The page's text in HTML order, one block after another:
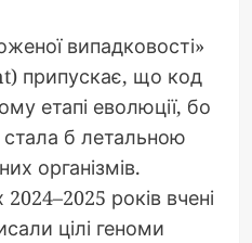
випадковості»
припускає, що код
етапі еволюції, бо
стала б летальною
організмів.
років вчені
цілі геноми